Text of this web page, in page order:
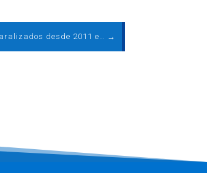
Muchos de los proyectos paralizados desde 2011 en Extremadura se podrían retomar en unos meses. Entrevista a Juan Virgilio Márquez, director general de AEE →